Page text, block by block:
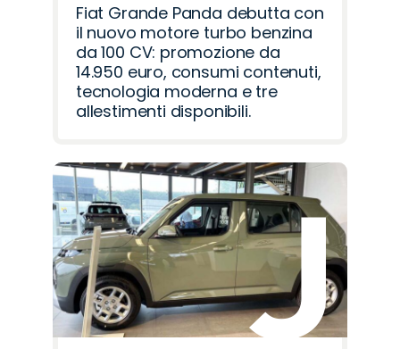
Fiat Grande Panda debutta con
il nuovo motore turbo benzina
da 100 CV: promozione da
14.950 euro, consumi contenuti,
tecnologia moderna e tre
allestimenti disponibili.